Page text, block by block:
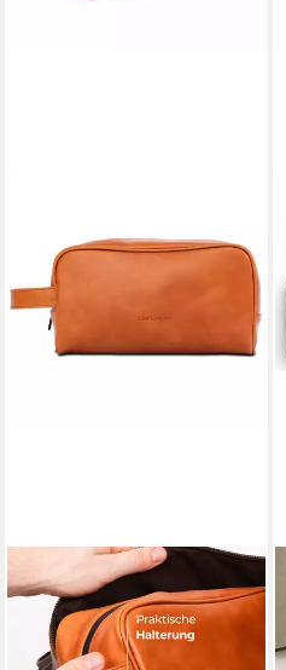
GENTLEMEN'S
Kulturbeutel Kulturbeutel aus
Leder – Stilvoll, hochwertig &
wasserabweisend, Echtleder,